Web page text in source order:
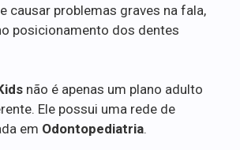
causar problemas graves na fala,
posicionamento dos dentes
não é apenas um plano adulto
Ele possui uma rede de
em Odontopediatria.